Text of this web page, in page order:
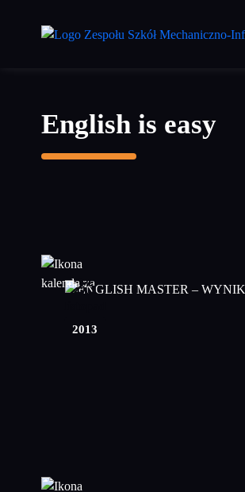
English is easy
25
2013